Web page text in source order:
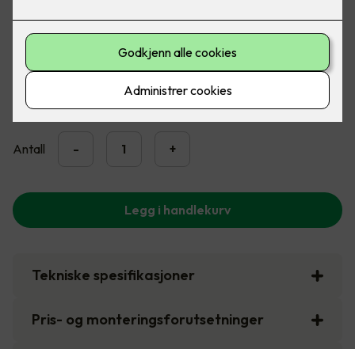
Moderne LED veggarmatur med opp- og nedlys for
utendørs montering.
Antall - +
Legg i handlekurv
Tekniske spesifikasjoner
Pris- og monteringsforutsetninger